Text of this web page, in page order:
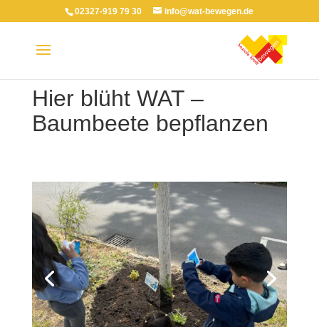
02327-919 79 30 info@wat-bewegen.de
Hier blüht WAT –
Baumbeete bepflanzen